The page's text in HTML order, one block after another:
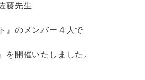
藤先生
』のメンバー４人で
を開催いたしました。